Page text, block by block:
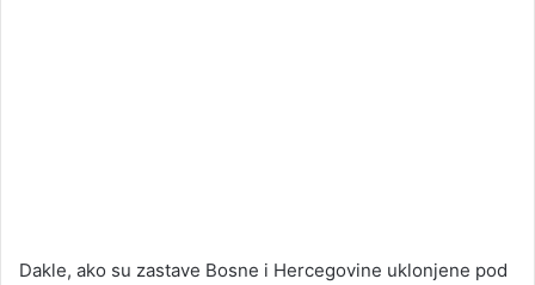
Dakle, ako su zastave Bosne i Hercegovine uklonjene pod